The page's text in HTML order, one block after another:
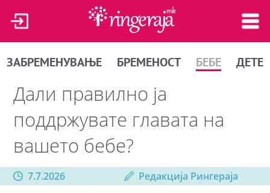
ЗАБРЕМЕНУВАЊЕ БРЕМЕНОСТ БЕБЕ ДЕТЕ
Дали правилно ја
поддржувате главата на
вашето бебе?
7.7.2026 Редакција Рингераја